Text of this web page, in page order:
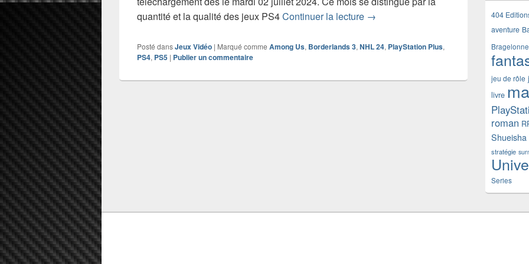
quantité et la qualité des jeux PS4Continuer la lecture PlayStation Plus – les jeux gratuits
→
Posté dansJeux Vidéo | Marqué comme Among Us, Borderlands 3, NHL 24, PlayStation Plus,
PS4, PS5 | Publier un commentaire
404
aventure
Bragelonne
jeu de rôle
livre
roman
Shueisha
stratégie
Series